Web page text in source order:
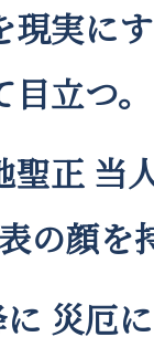
現実に
立つ。
正 当
の顔を
災厄